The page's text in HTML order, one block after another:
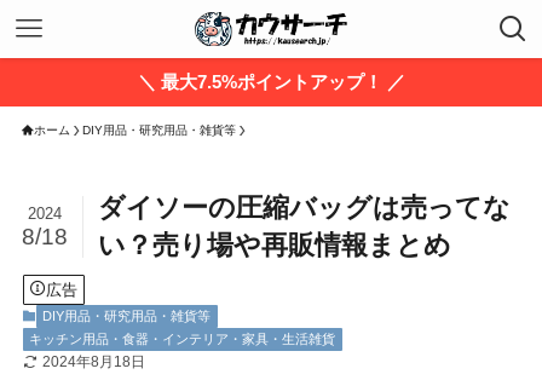
＼ 最大7.5%ポイントアップ！ ／
ホーム DIY用品・研究用品・雑貨等
ダイソーの圧縮バッグは売ってな
い？売り場や再販情報まとめ
2024
8/18
広告
DIY用品・研究用品・雑貨等
キッチン用品・食器・インテリア・家具・生活雑貨
2024年8月18日